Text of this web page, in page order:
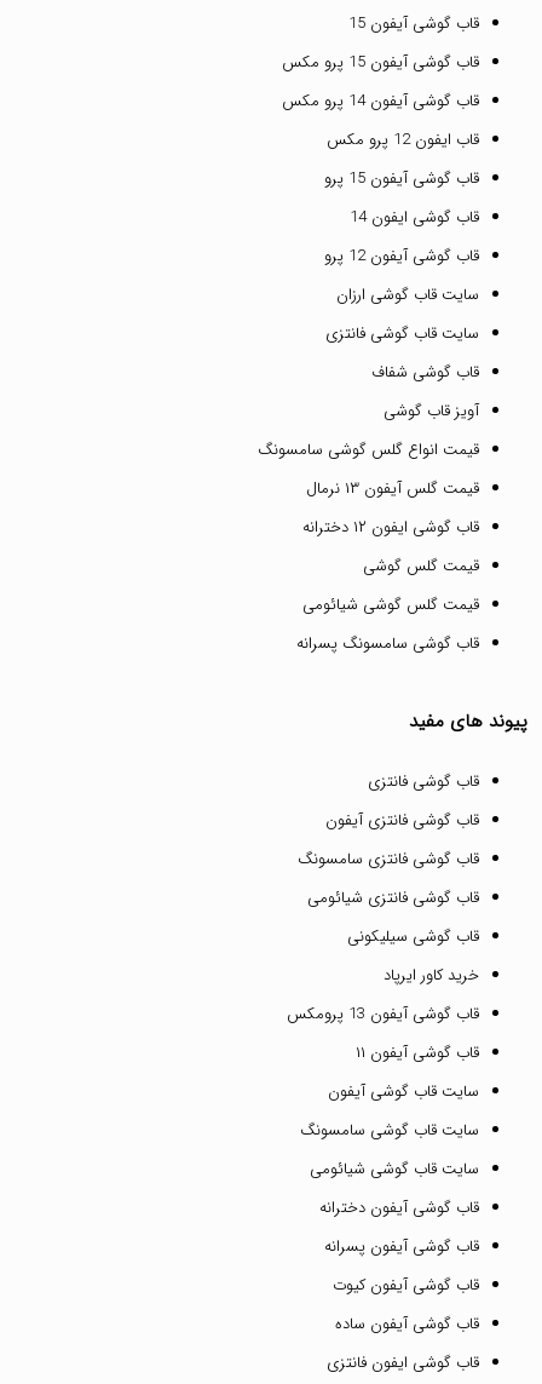
قاب گوشی آیفون 15
قاب گوشی آیفون 15 پرو مکس
قاب گوشی آیفون 14 پرو مکس
قاب ایفون 12 پرو مکس
قاب گوشی آیفون 15 پرو
قاب گوشی ایفون 14
قاب گوشی آیفون 12 پرو
سایت قاب گوشی ارزان
سایت قاب گوشی فانتزی
قاب گوشی شفاف
آویز قاب گوشی
قیمت انواع گلس گوشی سامسونگ
قیمت گلس آیفون ۱۳ نرمال
قاب گوشی ایفون ۱۲ دخترانه
قیمت گلس گوشی
قیمت گلس گوشی شیائومی
قاب گوشی سامسونگ پسرانه
پیوند های مفید
قاب گوشی فانتزی
قاب گوشی فانتزی آیفون
قاب گوشی فانتزی سامسونگ
قاب گوشی فانتزی شیائومی
قاب گوشی سیلیکونی
خرید کاور ایرپاد
قاب گوشی آیفون 13 پرومکس
قاب گوشی آیفون ۱۱
سایت قاب گوشی آیفون
سایت قاب گوشی سامسونگ
سایت قاب گوشی شیائومی
قاب گوشی آیفون دخترانه
قاب گوشی آیفون پسرانه
قاب گوشی آیفون کیوت
قاب گوشی آیفون ساده
قاب گوشی ایفون فانتزی